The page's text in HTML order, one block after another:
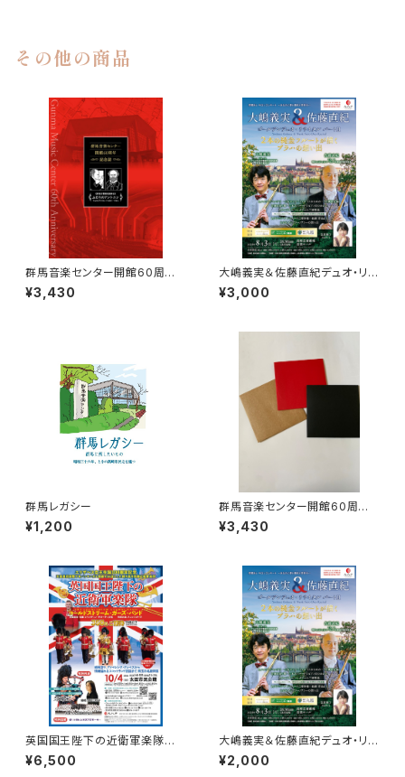
その他の商品
群馬音楽センター開館60周年
記念誌 1冊 ＋PDFカラー版C
D（プレゼント）
¥3,430
大嶋義実＆佐藤直紀デュオ・リサ
イタル ～2本の純金フルートが
紡ぐプラハの想い出～ A席
¥3,000
群馬レガシー
¥1,200
群馬音楽センター開館60周年
記念誌 1冊 ＋群馬レガシー
（プレゼント）
¥3,430
英国国王陛下の近衛軍楽隊 S
席 ご希望の席をご指定くださ
い。
¥6,500
大嶋義実＆佐藤直紀デュオ・リサ
イタル ～2本の純金フルートが
紡ぐプラハの想い出～ 学生（１
¥2,000